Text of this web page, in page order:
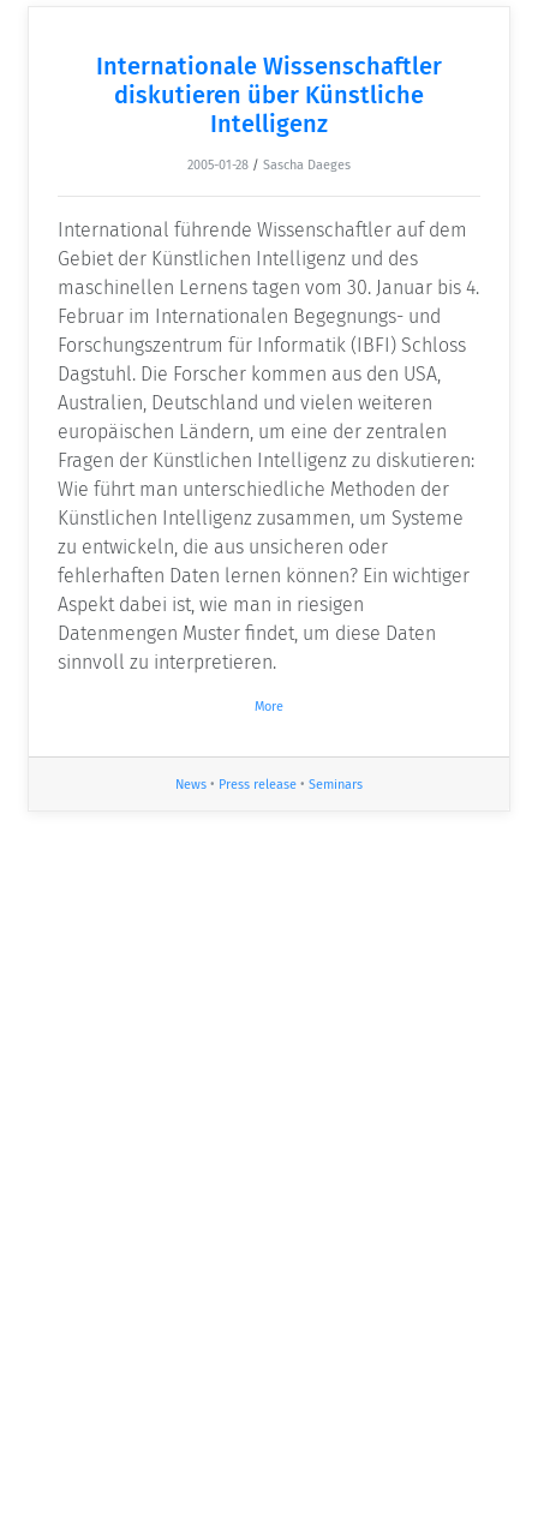
Internationale Wissenschaftler
diskutieren über Künstliche
Intelligenz
2005-01-28 / Sascha Daeges
International führende Wissenschaftler auf dem
Gebiet der Künstlichen Intelligenz und des
maschinellen Lernens tagen vom 30. Januar bis 4.
Februar im Internationalen Begegnungs- und
Forschungszentrum für Informatik (IBFI) Schloss
Dagstuhl. Die Forscher kommen aus den USA,
Australien, Deutschland und vielen weiteren
europäischen Ländern, um eine der zentralen
Fragen der Künstlichen Intelligenz zu diskutieren:
Wie führt man unterschiedliche Methoden der
Künstlichen Intelligenz zusammen, um Systeme
zu entwickeln, die aus unsicheren oder
fehlerhaften Daten lernen können? Ein wichtiger
Aspekt dabei ist, wie man in riesigen
Datenmengen Muster findet, um diese Daten
sinnvoll zu interpretieren.
More
News • Press release • Seminars